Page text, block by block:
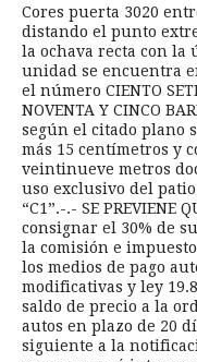
Cores puerta 3020
distando el punto
la ochava recta con la
unidad se encuentra
el número CIENTO
NOVENTA Y CINCO
según el citado plano
más 15 centímetros y
veintinueve metros
uso exclusivo del patio
“C1”.-.- SE PREVIENE
consignar el 30% de
la comisión e
los medios de pago
modificativas y ley
saldo de precio a la
autos en plazo de 20
siguiente a la